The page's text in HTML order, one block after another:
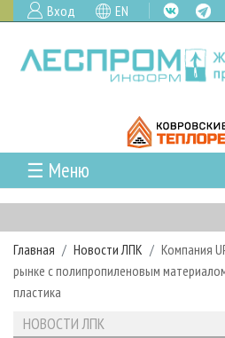
Вход EN
☰ Меню
ГЛАВНАЯ
РУБРИКИ И ТЕМЫ
РУБРИКИ ЖУРНАЛА
ЛЕСНОЕ ХОЗЯЙСТВО
ЛЕСОЗАГОТОВКА
НОВОСТИ
КАЛЕНДАРЬ СОБЫТИЙ
НОВОСТИ ЛПК
ПРОЕКТЫ ЛПИ
АНАЛИТИКА
АРХИВ
Главная Новости ЛПК
Компания
рынке с полипропиленовым
пластика
НОВОСТИ ЛПК